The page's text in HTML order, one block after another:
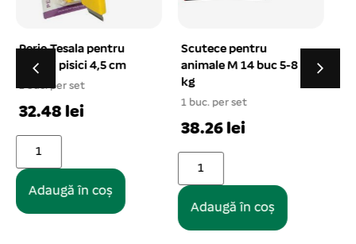
Scutece pentru
animale M 14 buc 5-8
1 buc. per set
Adaugă în coș
Haina bumbac kaki
reiat captusita cu
gluga XL – 16#
1 buc. per set
52.33 lei
Adaugă în coș